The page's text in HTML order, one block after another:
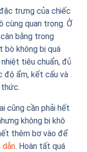
trưng của chiếc
cùng quan trọng. Ở
bằng trong
bò không bị quá
tiêu chuẩn, đủ
độ ẩm, kết cấu và
cũng cần phải hết
không bị khô
thêm bơ vào để
dẫn. Hoàn tất quá